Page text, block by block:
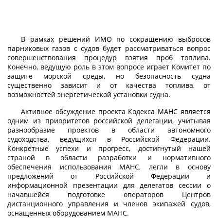
В рамках решений ИМО по сокращению выбросов
парниковых газов с судов будет рассматриваться вопрос
совершенствования процедур взятия проб топлива.
Конечно, ведущую роль в этом вопросе играет Комитет по
защите морской среды, но безопасность судна
существенно зависит и от качества топлива, от
возможностей энергетической установки судна.
Активное обсуждение проекта Кодекса МАНС является
одним из приоритетов российской делегации, учитывая
разнообразие проектов в области автономного
судоходства, ведущихся в Российской Федерации.
Конкретные успехи и прогресс, достигнутый нашей
страной в области разработки и нормативного
обеспечения использования МАНС, легли в основу
предложений от Российской Федерации и
информационной презентации для делегатов сессии о
начавшейся подготовке операторов Центров
дистанционного управления и членов экипажей судов,
оснащенных оборудованием МАНС.